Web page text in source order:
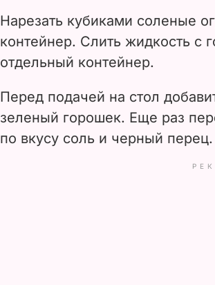
Нарезать кубиками соленые
контейнер. Слить жидкость с
отдельный контейнер.
Перед подачей на стол
зеленый горошек. Еще раз
по вкусу соль и черный перец.